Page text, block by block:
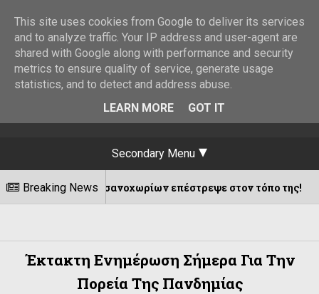
Secondary Menu
Breaking News
Κατσανοχωρίων επέστρεψε στον τόπο της!
Έκτακτη Ενημέρωση Σήμερα Για Την
Πορεία Της Πανδημίας
This site uses cookies from Google to deliver its services
and to analyze traffic. Your IP address and user-agent are
shared with Google along with performance and security
metrics to ensure quality of service, generate usage
statistics, and to detect and address abuse.
LEARN MORE
GOT IT